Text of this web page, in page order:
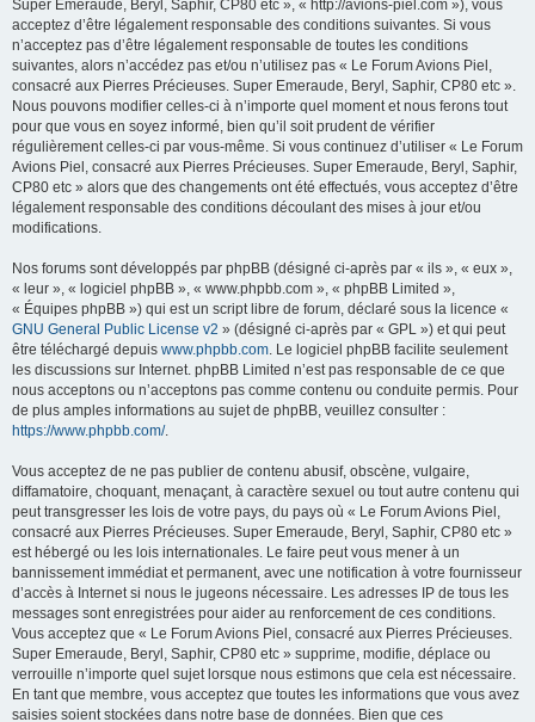
Super Emeraude, Beryl, Saphir, CP80 etc », « http://avions-piel.com »), vous
acceptez d’être légalement responsable des conditions suivantes. Si vous
n’acceptez pas d’être légalement responsable de toutes les conditions
suivantes, alors n’accédez pas et/ou n’utilisez pas « Le Forum Avions Piel,
consacré aux Pierres Précieuses. Super Emeraude, Beryl, Saphir, CP80 etc ».
Nous pouvons modifier celles-ci à n’importe quel moment et nous ferons tout
pour que vous en soyez informé, bien qu’il soit prudent de vérifier
régulièrement celles-ci par vous-même. Si vous continuez d’utiliser « Le Forum
Avions Piel, consacré aux Pierres Précieuses. Super Emeraude, Beryl, Saphir,
CP80 etc » alors que des changements ont été effectués, vous acceptez d’être
légalement responsable des conditions découlant des mises à jour et/ou
modifications.
Nos forums sont développés par phpBB (désigné ci-après par « ils », « eux »,
« leur », « logiciel phpBB », « www.phpbb.com », « phpBB Limited »,
« Équipes phpBB ») qui est un script libre de forum, déclaré sous la licence «
GNU General Public License v2 » (désigné ci-après par « GPL ») et qui peut
être téléchargé depuis www.phpbb.com. Le logiciel phpBB facilite seulement
les discussions sur Internet. phpBB Limited n’est pas responsable de ce que
nous acceptons ou n’acceptons pas comme contenu ou conduite permis. Pour
de plus amples informations au sujet de phpBB, veuillez consulter :
https://www.phpbb.com/.
Vous acceptez de ne pas publier de contenu abusif, obscène, vulgaire,
diffamatoire, choquant, menaçant, à caractère sexuel ou tout autre contenu qui
peut transgresser les lois de votre pays, du pays où « Le Forum Avions Piel,
consacré aux Pierres Précieuses. Super Emeraude, Beryl, Saphir, CP80 etc »
est hébergé ou les lois internationales. Le faire peut vous mener à un
bannissement immédiat et permanent, avec une notification à votre fournisseur
d’accès à Internet si nous le jugeons nécessaire. Les adresses IP de tous les
messages sont enregistrées pour aider au renforcement de ces conditions.
Vous acceptez que « Le Forum Avions Piel, consacré aux Pierres Précieuses.
Super Emeraude, Beryl, Saphir, CP80 etc » supprime, modifie, déplace ou
verrouille n’importe quel sujet lorsque nous estimons que cela est nécessaire.
En tant que membre, vous acceptez que toutes les informations que vous avez
saisies soient stockées dans notre base de données. Bien que ces